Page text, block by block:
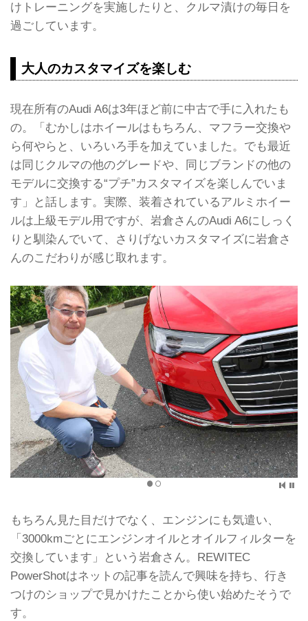
けトレーニングを実施したりと、クルマ漬けの毎日を
過ごしています。
大人のカスタマイズを楽しむ
現在所有のAudi A6は3年ほど前に中古で手に入れたも
の。「むかしはホイールはもちろん、マフラー交換や
ら何やらと、いろいろ手を加えていました。でも最近
は同じクルマの他のグレードや、同じブランドの他の
モデルに交換する“プチ”カスタマイズを楽しんでいま
す」と話します。実際、装着されているアルミホイー
ルは上級モデル用ですが、岩倉さんのAudi A6にしっく
りと馴染んでいて、さりげないカスタマイズに岩倉さ
んのこだわりが感じ取れます。
もちろん見た目だけでなく、エンジンにも気遣い、
「3000kmごとにエンジンオイルとオイルフィルターを
交換しています」という岩倉さん。REWITEC
PowerShotはネットの記事を読んで興味を持ち、行き
つけのショップで見かけたことから使い始めたそうで
す。